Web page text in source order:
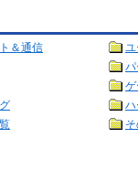
＆通信
ユ
ゲ
ハ